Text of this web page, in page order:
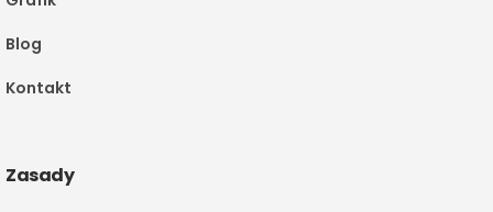
Blog
Kontakt
Zasady